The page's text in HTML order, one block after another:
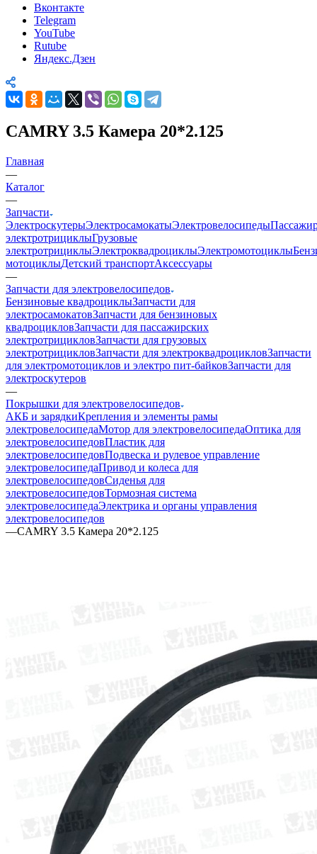
Вконтакте
Telegram
YouTube
Rutube
Яндекс.Дзен
CAMRY 3.5 Камера 20*2.125
Главная
—
Каталог
—
Запчасти
ЭлектроскутерыЭлектросамокатыЭлектровелосипеды
электротрициклыГрузовые
электротрициклыЭлектроквадроциклыЭлектромотоциклы
мотоциклыДетский транспортАксессуары
—
Запчасти для электровелосипедов
Бензиновые квадроциклыЗапчасти для
электросамокатовЗапчасти для бензиновых
квадроцикловЗапчасти для пассажирских
электротрицикловЗапчасти для грузовых
электротрицикловЗапчасти для электроквадроцикловЗапчасти
для электромотоциклов и электро пит-байковЗапчасти для
электроскутеров
—
Покрышки для электровелосипедов
АКБ и зарядкиКрепления и элементы рамы
электровелосипедаМотор для электровелосипедаОптика для
электровелосипедовПластик для
электровелосипедовПодвеска и рулевое управление
электровелосипедаПривод и колеса для
электровелосипедовСиденья для
электровелосипедовТормозная система
электровелосипедаЭлектрика и органы управления
электровелосипедов
—CAMRY 3.5 Камера 20*2.125